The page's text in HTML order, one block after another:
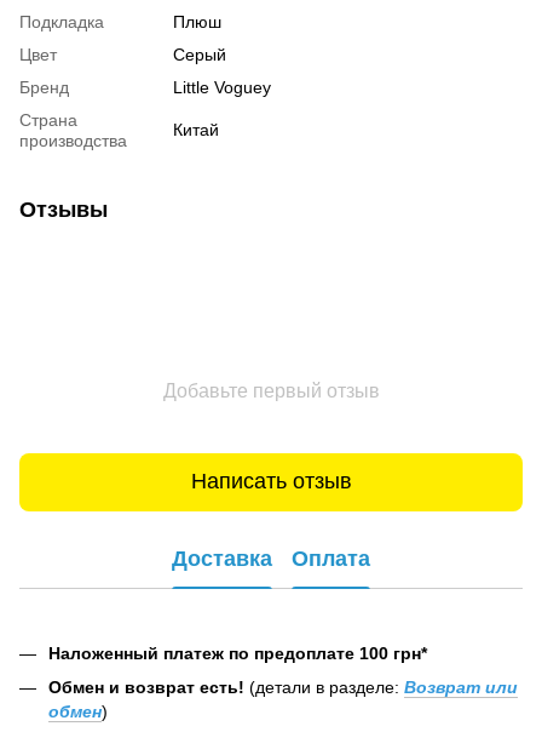
Подкладка
Плюш
Цвет
Серый
Бренд
Little Voguey
Страна
производства
Китай
Отзывы
Добавьте первый отзыв
Написать отзыв
Доставка Оплата
Наложенный платеж по предоплате 100 грн*
Обмен и возврат есть! (детали в разделе: Возврат или
обмен)